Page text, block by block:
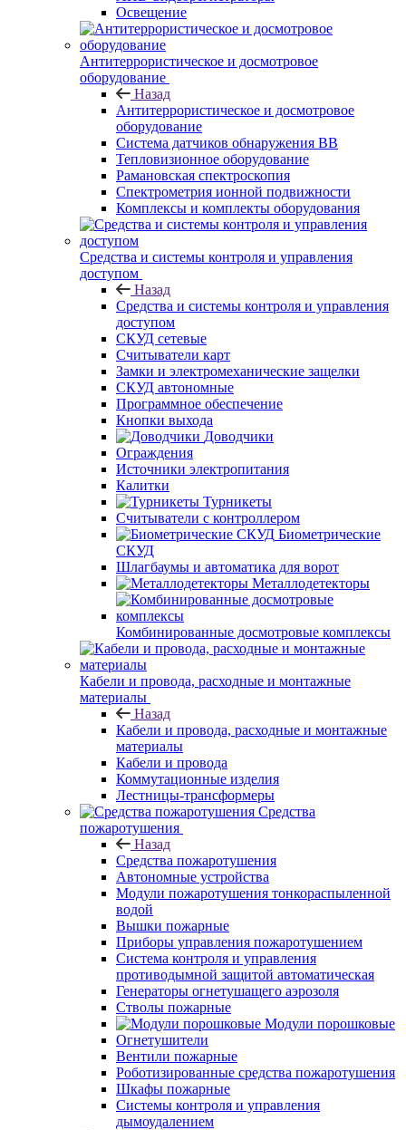
Освещение
Антитеррористическое и досмотровое
оборудование
Назад
Антитеррористическое и досмотровое
оборудование
Cистема датчиков обнаружения ВВ
Тепловизионное оборудование
Рамановская спектроскопия
Спектрометрия ионной подвижности
Комплексы и комплекты оборудования
Средства и системы контроля и управления
доступом
Назад
Средства и системы контроля и управления
доступом
СКУД сетевые
Считыватели карт
Замки и электромеханические защелки
СКУД автономные
Программное обеспечение
Кнопки выхода
Доводчики
Ограждения
Источники электропитания
Калитки
Турникеты
Считыватели с контроллером
Биометрические
СКУД
Шлагбаумы и автоматика для ворот
Металлодетекторы
Комбинированные досмотровые комплексы
Кабели и провода, расходные и монтажные
материалы
Назад
Кабели и провода, расходные и монтажные
материалы
Кабели и провода
Коммутационные изделия
Лестницы-трансформеры
Средства
пожаротушения
Назад
Средства пожаротушения
Автономные устройства
Модули пожаротушения тонкораспыленной
водой
Вышки пожарные
Приборы управления пожаротушением
Система контроля и управления
противодымной защитой автоматическая
Генераторы огнетушащего аэрозоля
Стволы пожарные
Модули порошковые
Огнетушители
Вентили пожарные
Роботизированные средства пожаротушения
Шкафы пожарные
Системы контроля и управления
дымоудалением